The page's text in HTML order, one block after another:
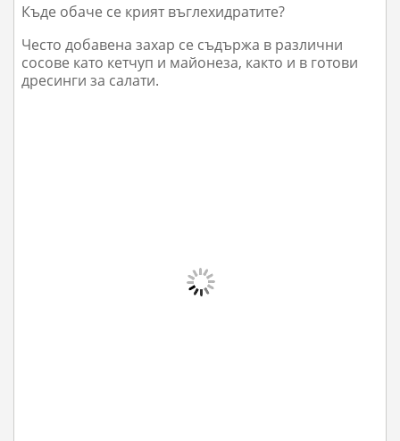
Къде обаче се крият въглехидратите?
Често добавена захар се съдържа в различни
сосове като кетчуп и майонеза, както и в готови
дресинги за салати.